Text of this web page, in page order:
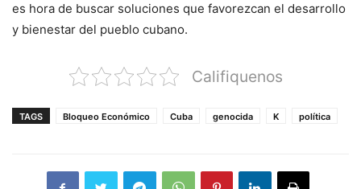
es hora de buscar soluciones que favorezcan el desarrollo
y bienestar del pueblo cubano.
Califiquenos
TAGS Bloqueo Económico Cuba genocida K política